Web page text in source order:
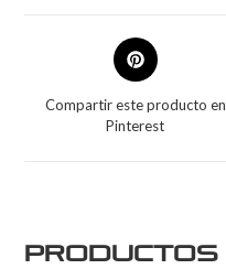
Compartir este producto en
Pinterest
Productos